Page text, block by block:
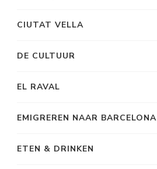
CIUTAT VELLA
DE CULTUUR
EL RAVAL
EMIGREREN NAAR BARCELONA
ETEN & DRINKEN